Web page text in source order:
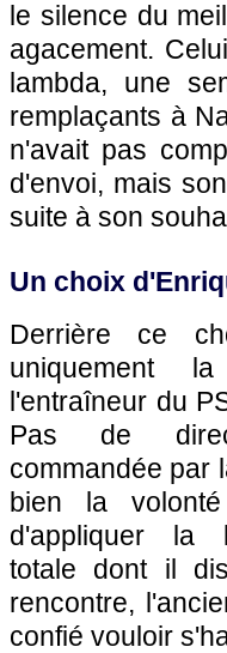
le silence du
agacement.
lambda, une
remplaçants à
n'avait pas
d'envoi, mais
suite à son
Un choix
Derrière ce
uniquement
l'entraîneur du
Pas de
commandée par
bien la
d'appliquer la
totale dont il
rencontre,
confié vouloir